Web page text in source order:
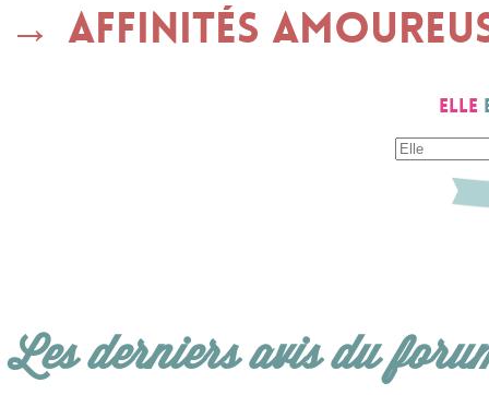
Affinités
Elle
Les derniers avis du